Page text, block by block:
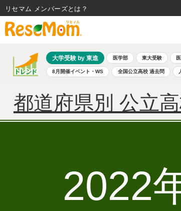
大学受験 by 東進 医学部 東大受験
8月開催イベント・WS 全国公立高校 過去問
都道府県別 公立
2022
リセマム メンバーズ